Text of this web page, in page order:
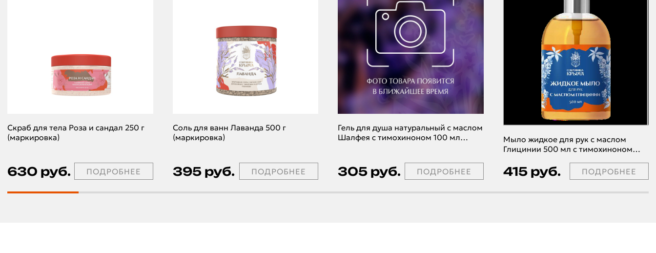
Скраб для тела Роза и сандал 250 г
(маркировка)
630 руб. ПОДРОБНЕЕ
Соль для ванн Лаванда 500 г
(маркировка)
395 руб. ПОДРОБНЕЕ
Гель для душа натуральный с маслом
Шалфея с тимохиноном 100 мл
305 руб. ПОДРОБНЕЕ
Мыло жидкое для рук с маслом
Глицинии 500 мл с тимохиноном
415 руб. ПОДРОБНЕЕ